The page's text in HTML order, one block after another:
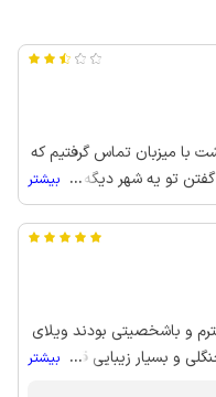
با میزبان تماس گرفتیم که
تو یه شهر دیگه
خودتون بزنید
... بیشتر
و باشخصیتی بودند ویلای
و بسیار زیبایی قرار
... بیشتر